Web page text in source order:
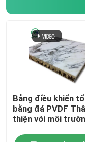
Bảng điều khiển
bằng đá PVDF
thiện với môi